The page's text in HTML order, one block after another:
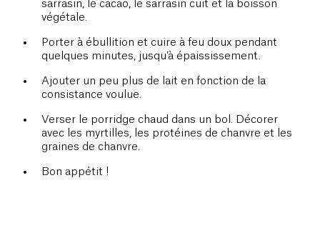
sarrasin, le cacao, le sarrasin cuit et la boisson
végétale.
Porter à ébullition et cuire à feu doux pendant
quelques minutes, jusqu’à épaississement.
Ajouter un peu plus de lait en fonction de la
consistance voulue.
Verser le porridge chaud dans un bol. Décorer
avec les myrtilles, les protéines de chanvre et les
graines de chanvre.
Bon appétit !